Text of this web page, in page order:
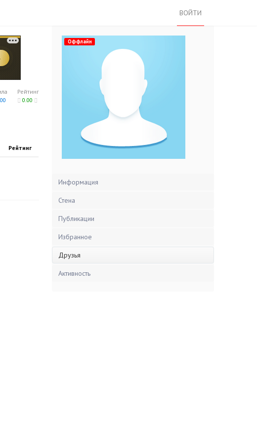
ВОЙТИ
Рейтинг
0.00
Рейтинг
Оффлайн
Информация
Стена
Публикации
Избранное
Друзья
Активность